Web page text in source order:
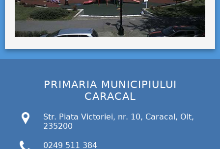
PRIMARIA MUNICIPIULUI
CARACAL
Str. Piata Victoriei, nr. 10, Caracal, Olt,
235200
0249 511 384